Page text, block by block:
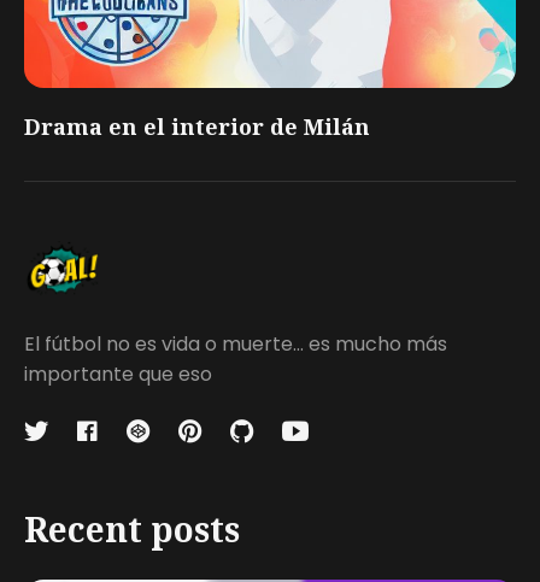
Drama en el interior de Milán
El fútbol no es vida o muerte... es mucho más
importante que eso
Recent posts